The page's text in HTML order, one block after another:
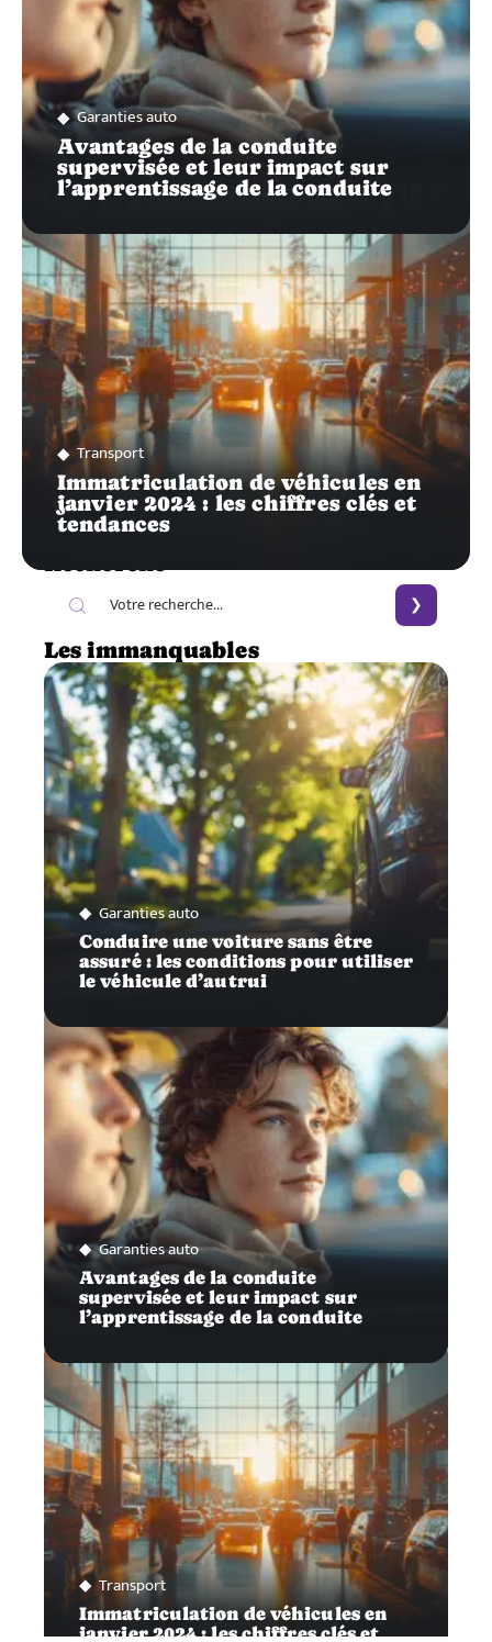
Garanties auto
Avantages de la conduite
supervisée et leur impact sur
l’apprentissage de la conduite
Transport
Immatriculation de véhicules en
janvier 2024 : les chiffres clés et
tendances
Recherche
Les immanquables
Garanties auto
Conduire une voiture sans être
assuré : les conditions pour utiliser
le véhicule d’autrui
Garanties auto
Avantages de la conduite
supervisée et leur impact sur
l’apprentissage de la conduite
Transport
Immatriculation de véhicules en
janvier 2024 : les chiffres clés et